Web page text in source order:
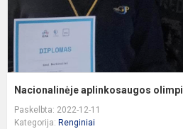
Nacionalinėje aplinkosaugos
Paskelbta: 2022-12-11
Kategorija: Renginiai